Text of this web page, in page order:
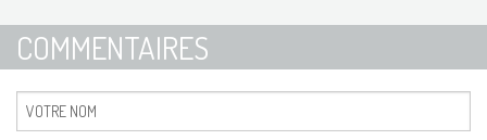
COMMENTAIRES